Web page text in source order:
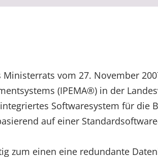
Ministerrats vom 27. November
(IPEMA®) in der
Softwaresystem für die
auf einer
zum einen eine redundante